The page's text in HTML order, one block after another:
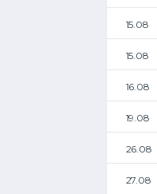
15.08
15.08
16.08
19.08
26.08
27.08